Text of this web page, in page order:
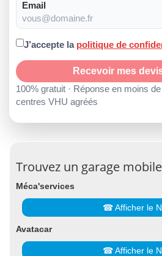
Email
J’accepte la politique de
Recevoir mes
100% gratuit · Réponse en moins
centres VHU agréés
Trouvez un garage
Méca'services
☎ Afficher le
Avatacar
☎ Afficher le